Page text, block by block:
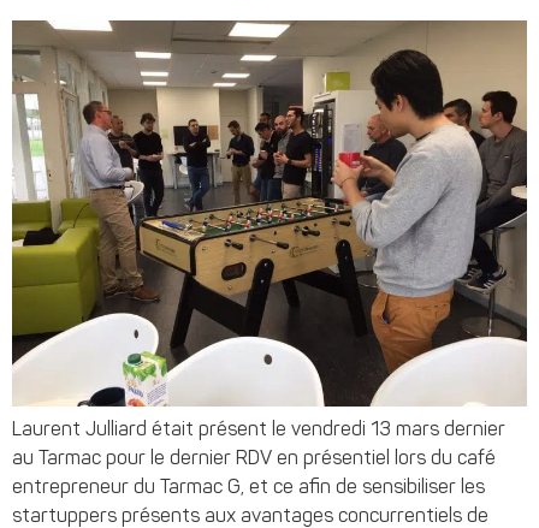
Laurent Julliard était présent le vendredi 13 mars dernier
au Tarmac pour le dernier RDV en présentiel lors du café
entrepreneur du Tarmac G, et ce afin de sensibiliser les
startuppers présents aux avantages concurrentiels de